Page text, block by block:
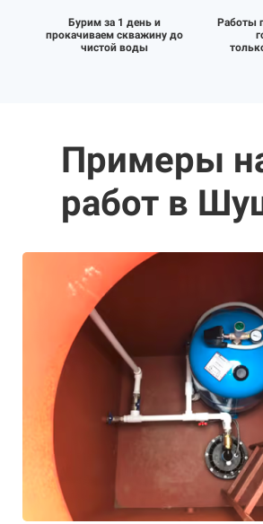
Бурим за 1 день и
прокачиваем скважину до
чистой воды
Работы
Примеры
работ в